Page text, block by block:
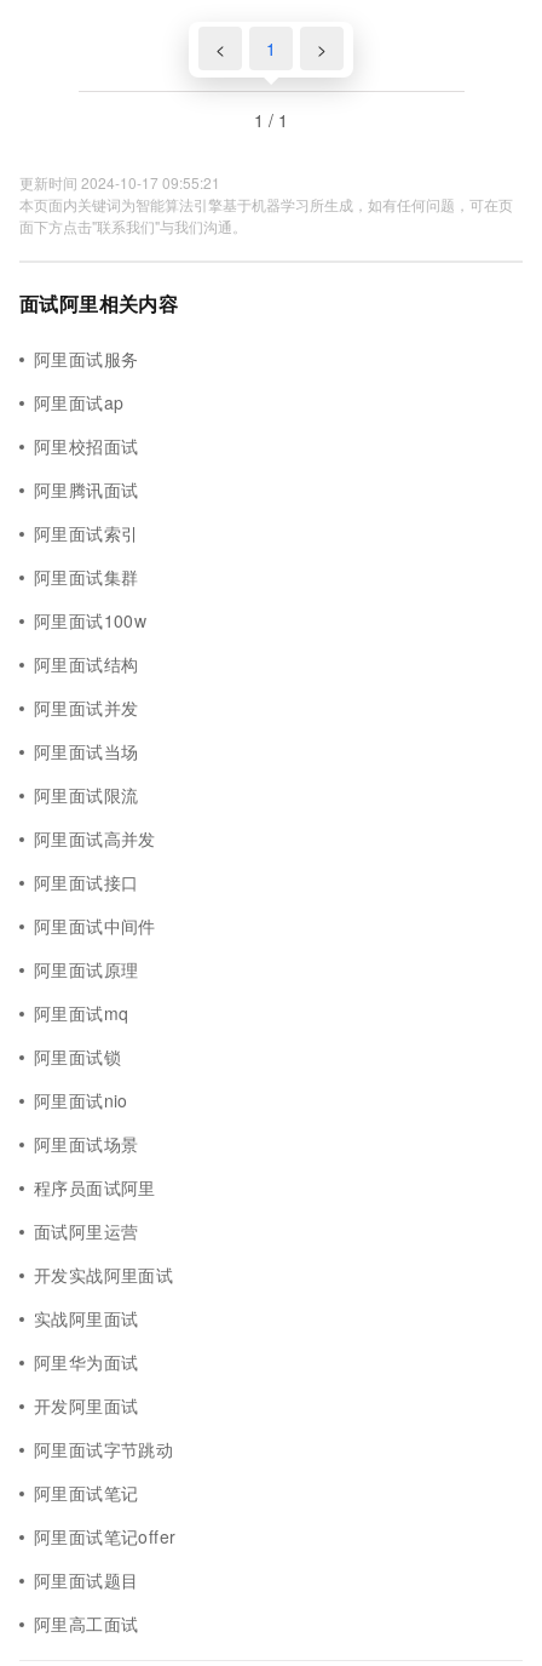
< 1 >
1 / 1
更新时间 2024-10-17 09:55:21
本页面内关键词为智能算法引擎基于机器学习所生成，如有任何问题，可在页
面下方点击"联系我们"与我们沟通。
面试阿里相关内容
阿里面试服务
阿里面试ap
阿里校招面试
阿里腾讯面试
阿里面试索引
阿里面试集群
阿里面试100w
阿里面试结构
阿里面试并发
阿里面试当场
阿里面试限流
阿里面试高并发
阿里面试接口
阿里面试中间件
阿里面试原理
阿里面试mq
阿里面试锁
阿里面试nio
阿里面试场景
程序员面试阿里
面试阿里运营
开发实战阿里面试
实战阿里面试
阿里华为面试
开发阿里面试
阿里面试字节跳动
阿里面试笔记
阿里面试笔记offer
阿里面试题目
阿里高工面试